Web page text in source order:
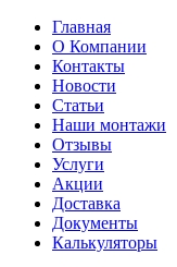
Главная
О Компании
Контакты
Новости
Статьи
Наши монтажи
Отзывы
Услуги
Акции
Доставка
Документы
Калькуляторы